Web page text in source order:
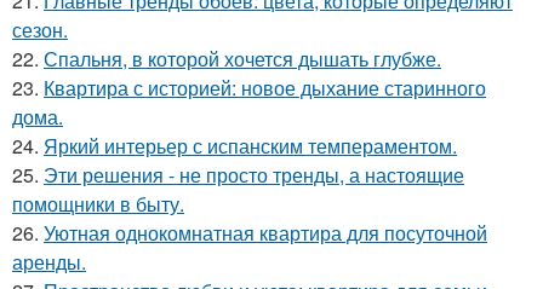
сезон.
22. Спальня, в которой хочется дышать глубже.
23. Квартира с историей: новое дыхание старинного
дома.
24. Яркий интерьер с испанским темпераментом.
25. Эти решения - не просто тренды, а настоящие
помощники в быту.
26. Уютная однокомнатная квартира для посуточной
аренды.